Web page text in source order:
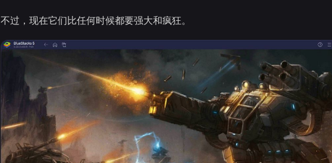
不过，现在它们比任何时候都要强大和疯狂。